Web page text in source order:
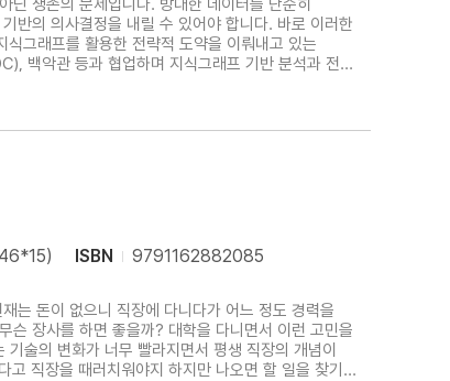
반의 의사결정을 내릴 수 있어야 합니다. 바로 이러한
백악관 등과 협업하며 지식그래프 기반 분석과 전략
ISBN
9791162882085
는 돈이 없으니 직장에 다니다가 어느 정도 경력을
슨 장사를 하면 좋을까? 대학을 다니면서 이런 고민을
직장을 때러치워야지 하지만 나오면 할 일을 찾기가